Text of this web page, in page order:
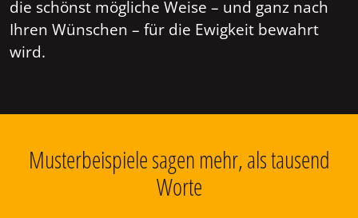
die schönst mögliche Weise – und ganz nach
Ihren Wünschen – für die Ewigkeit bewahrt
wird.
Musterbeispiele sagen mehr, als tausend
Worte